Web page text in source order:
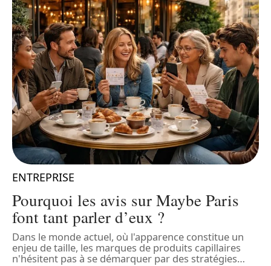
ENTREPRISE
Pourquoi les avis sur Maybe Paris
font tant parler d’eux ?
Dans le monde actuel, où l'apparence constitue un
enjeu de taille, les marques de produits capillaires
n'hésitent pas à se démarquer par des stratégies…